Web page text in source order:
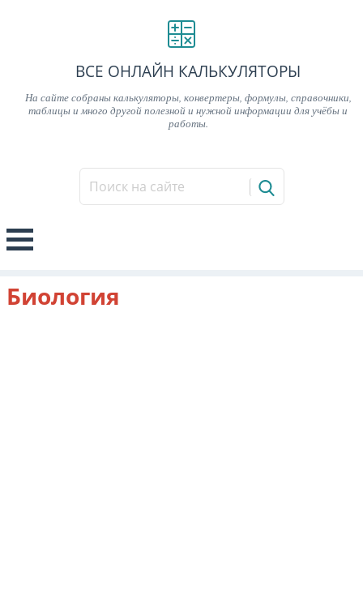
ВСЕ ОНЛАЙН КАЛЬКУЛЯТОРЫ
На сайте собраны калькуляторы, конвертеры, формулы, справочники,
таблицы и много другой полезной и нужной информации для учёбы и
работы.
Биология